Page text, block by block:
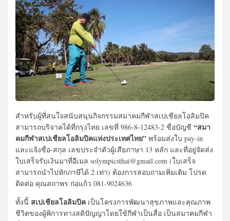
สำหรับผู้ที่สนใจสนับสนุนกิจกรรมสมาคมกีฬาสเปเชียลโอลิมปิค
สามารถบริจาคได้ที่กรุงไทย เลขที่ 986-8-12483-2 ชื่อบัญชี “สมา
คมกีฬาสเปเชียลโอลิมปิคแห่งประเทศไทย” พร้อมส่งใบ pay-in
และแจ้งชื่อ-สกุล เลขประจำตัวผู้เสียภาษา 13 หลัก และที่อยู่จัดส่ง
ใบเสร็จรับเงินมาที่อีเมล solympicsthai@gmail.com (ใบเสร็จ
สามารถนำไปหักภาษีได้ 2 เท่า) ต้องการสอบถามเพิ่มเติม โปรด
ติดต่อ คุณสถาพร ก่อแก้ว 081-9024636
ทั้งนี้ สเปเชียลโอลิมปิค เป็นโครงการพัฒนาสุขภาพและคุณภาพ
ชีวิตของผู้พิการทางสติปัญญาโดยใช้กีฬาเป็นสื่อ เป็นสมาคมกีฬา